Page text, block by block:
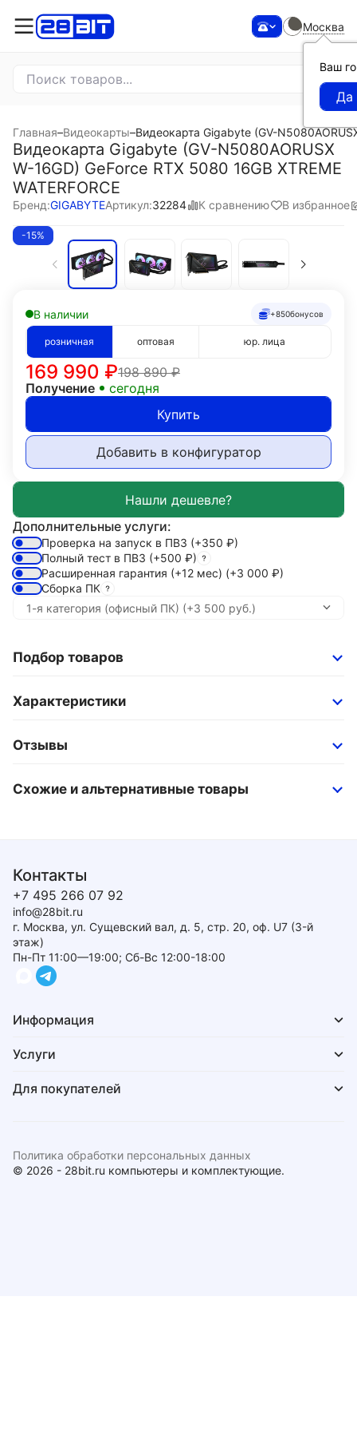
Москва
Ваш
Главная–Видеокарты–Видеокарта Gigabyte (GV-
Видеокарта Gigabyte (GV-N5080AORUSX
W-16GD) GeForce RTX 5080 16GB XTREME
WATERFORCE
Бренд:GIGABYTEАртикул:32284 К сравнению В избранное
-15%
В наличии +850бонусов
розничная оптовая юр. лица
198 890₽
169 990 ₽
Получение
сегодня
Купить
Добавить в конфигуратор
Дополнительные услуги:
Проверка на запуск в ПВЗ (+350 ₽)
Полный тест в ПВЗ (+500 ₽)
Расширенная гарантия (+12 мес) (+3 000 ₽)
Сборка ПК
Подбор товаров
Характеристики
Отзывы
Схожие и альтернативные товары
Контакты
+7 495 266 07 92
info@28bit.ru
г. Москва, ул. Сущевский вал, д. 5, стр. 20, оф. U7 (3-й
этаж)
Пн-Пт 11:00—19:00; Сб-Вс 12:00-18:00
Информация
Услуги
Для покупателей
© 2026 - 28bit.ru компьютеры и комплектующие.
Политика обработки персональных данных